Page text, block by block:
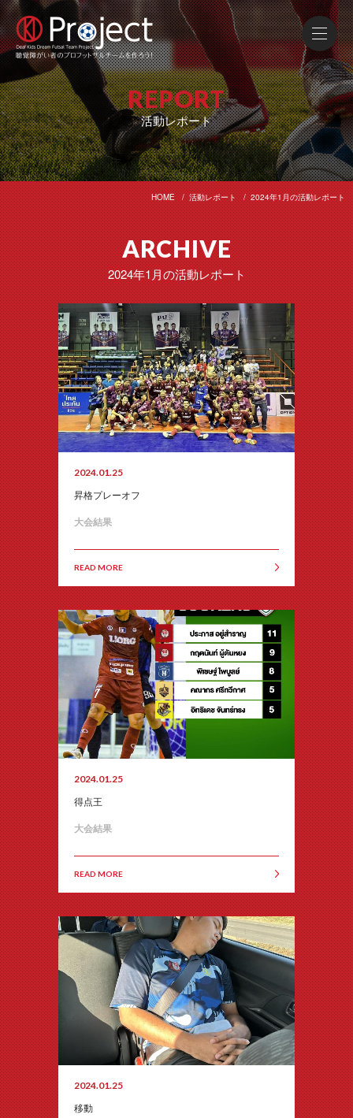
REPORT
活動レポート
HOME 活動レポート 2024年1月の活動レポート
ARCHIVE
2024年1月の活動レポート
2024.01.25
昇格プレーオフ
大会結果
READ MORE
2024.01.25
得点王
大会結果
READ MORE
2024.01.25
移動